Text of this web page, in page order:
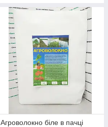
Агроволокно біле в пачці